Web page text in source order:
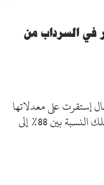
للمتر المربع الصناعي إلى 5.5 دينار في السرداب من
إستقرت على معدلاتها
السابقة لكافة مستويات أنواع العقارات الاستثمارية حيث سجلت تلك النسبة بين 88% إلى